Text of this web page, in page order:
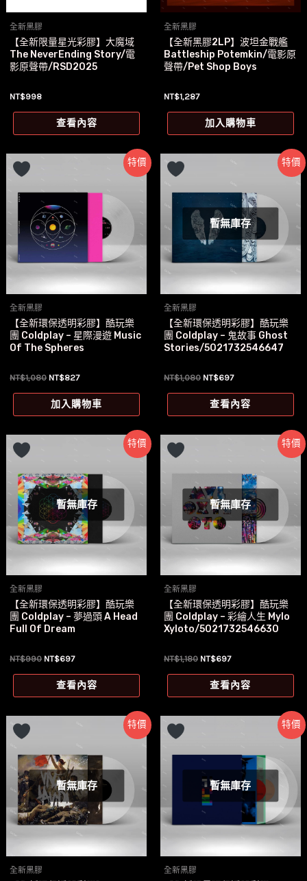
全新黑膠
【全新限量星光彩膠】大魔域
The NeverEnding Story/電
影原聲帶/RSD2025
NT$998
查看內容
全新黑膠
【全新黑膠2LP】波坦金戰艦
Battleship Potemkin/電影原
聲帶/Pet Shop Boys
NT$1,287
加入購物車
特價
全新黑膠
【全新環保透明彩膠】酷玩樂
團 Coldplay – 星際漫遊 Music
Of The Spheres
NT$1,080 原
價
格：
NT$827目
價
格：
加入購物車
特價
暫無庫存
全新黑膠
【全新環保透明彩膠】酷玩樂
團 Coldplay – 鬼故事 Ghost
Stories/5021732546647
NT$1,080 原
價
格：
NT$697目
價
格：
查看內容
特價
暫無庫存
全新黑膠
【全新環保透明彩膠】酷玩樂
團 Coldplay – 夢過頭 A Head
Full Of Dream
NT$990 原
格：
NT$697目
價
格：
查看內容
特價
暫無庫存
全新黑膠
【全新環保透明彩膠】酷玩樂
團 Coldplay – 彩繪人生 Mylo
Xyloto/5021732546630
NT$1,180 原
格：
NT$697目
價
格：
查看內容
特價
暫無庫存
全新黑膠
特價
暫無庫存
全新黑膠